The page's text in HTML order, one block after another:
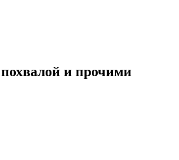
и прочими